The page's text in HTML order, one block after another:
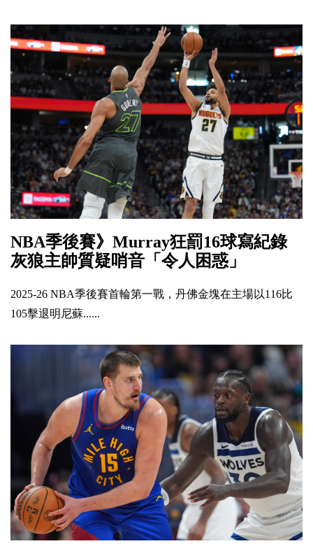
NBA季後賽》Murray狂罰16球寫紀錄
灰狼主帥質疑哨音「令人困惑」
2025-26 NBA季後賽首輪第一戰，丹佛金塊在主場以116比
105擊退明尼蘇......